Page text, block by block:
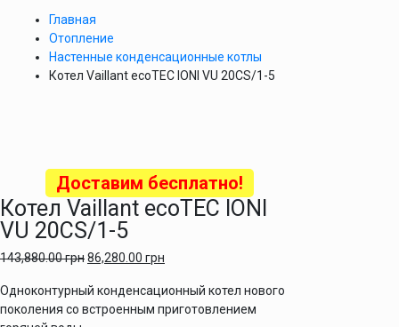
Главная
Отопление
Настенные конденсационные котлы
Котел Vaillant ecoTEC IONI VU 20CS/1-5
Доставим бесплатно!
Котел Vaillant ecoTEC IONI
VU 20CS/1-5
143,880.00грн86,280.00 грн
Одноконтурный конденсационный котел нового
поколения со встроенным приготовлением